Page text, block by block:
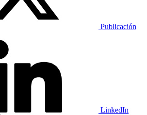
Publicación
LinkedIn